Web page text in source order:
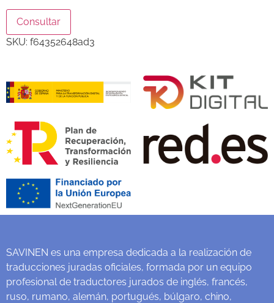
Consultar
SKU: f64352648ad3
SAVINEN es una empresa dedicada a la realización de
traducciones juradas oficiales, formada por un equipo
profesional de traductores jurados de inglés, francés,
ruso, rumano, alemán, portugués, búlgaro, chino,